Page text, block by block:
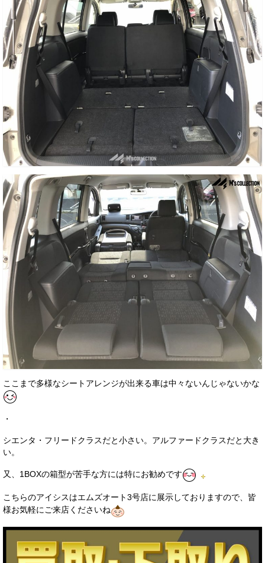
ここまで多様なシートアレンジが出来る車は中々ないんじゃないかな
・
シエンタ・フリードクラスだと小さい。アルファードクラスだと大き
い。
又、1BOXの箱型が苦手な方には特にお勧めです
こちらのアイシスはエムズオート3号店に展示しておりますので、皆
様お気軽にご来店くださいね